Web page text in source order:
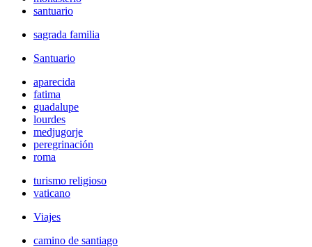
santuario
sagrada familia
Santuario
aparecida
fatima
guadalupe
lourdes
medjugorje
peregrinación
roma
turismo religioso
vaticano
Viajes
camino de santiago